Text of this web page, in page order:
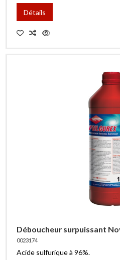
Détails
Déboucheur surpuissant
0023174
Acide sulfurique à 96%.